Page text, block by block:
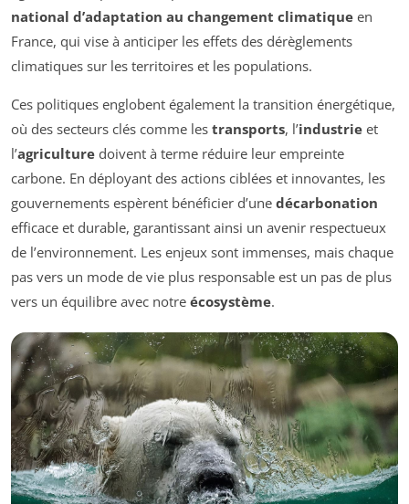
national d’adaptation au changement climatique en
France, qui vise à anticiper les effets des dérèglements
climatiques sur les territoires et les populations.
Ces politiques englobent également la transition énergétique,
où des secteurs clés comme les transports, l’industrie et
l’agriculture doivent à terme réduire leur empreinte
carbone. En déployant des actions ciblées et innovantes, les
gouvernements espèrent bénéficier d’une décarbonation
efficace et durable, garantissant ainsi un avenir respectueux
de l’environnement. Les enjeux sont immenses, mais chaque
pas vers un mode de vie plus responsable est un pas de plus
vers un équilibre avec notre écosystème.